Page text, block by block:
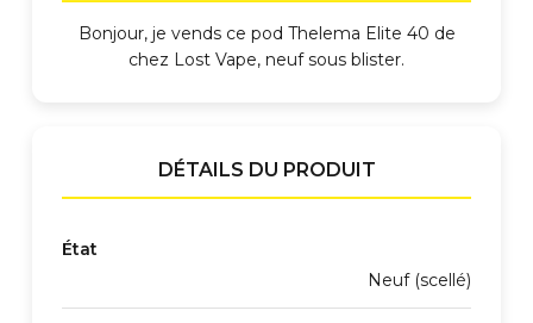
Bonjour, je vends ce pod Thelema Elite 40 de
chez Lost Vape, neuf sous blister.
DÉTAILS DU PRODUIT
État
Neuf (scellé)